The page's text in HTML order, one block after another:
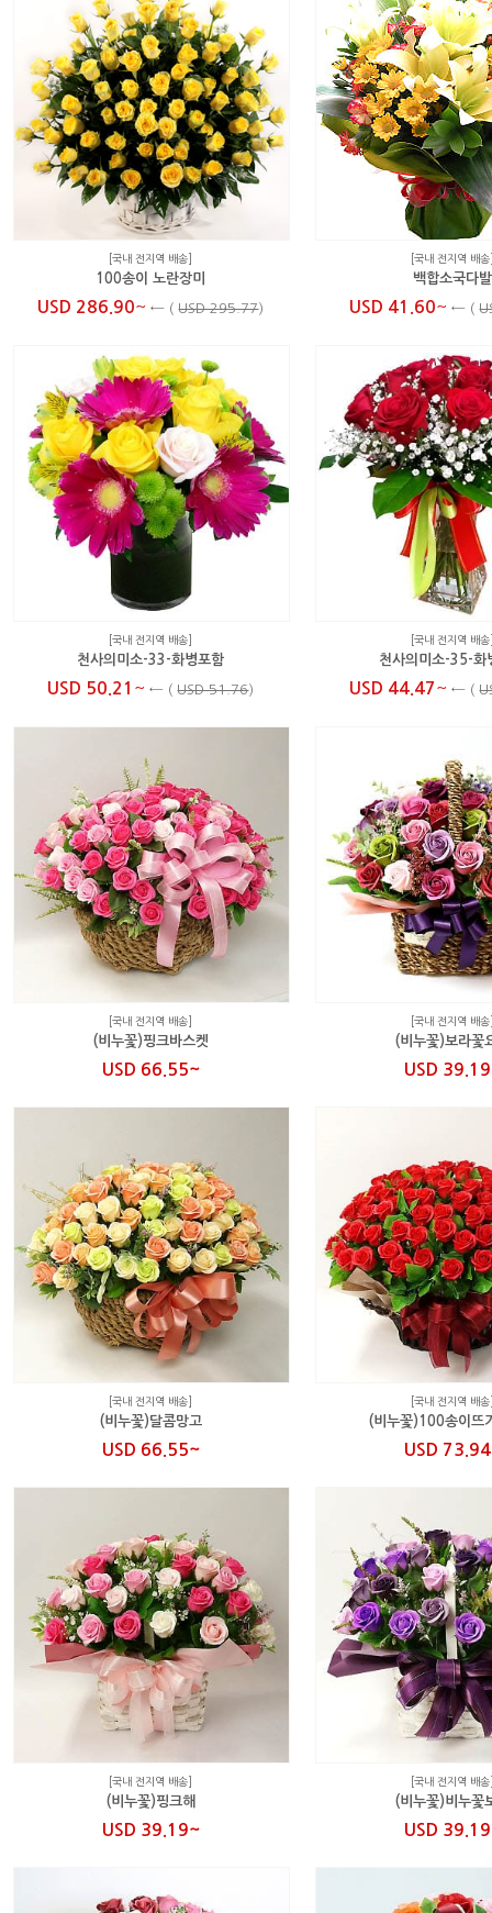
[국내 전지역 배송]
100송이 노란장미
USD 286.90~ ← (USD 295.77)
[국내 전지역 배
백합소국다발
USD 41.60~ ← (
[국내 전지역 배송]
천사의미소-33-화병포함
USD 50.21 ~ ← (USD 51.76)
[국내 전지역 배
천사의미소-35-화
USD 44.47 ~ ← (
[국내 전지역 배송]
(비누꽃)핑크바스켓
USD 66.55~
[국내 전지역 배
(비누꽃)보라꽃
USD
[국내 전지역 배송]
(비누꽃)달콤망고
USD 66.55~
[국내 전지역 배
(비누꽃)100송이뜨
USD
[국내 전지역 배송]
(비누꽃)핑크해
USD 39.19~
[국내 전지역 배
(비누꽃)비누꽃
USD